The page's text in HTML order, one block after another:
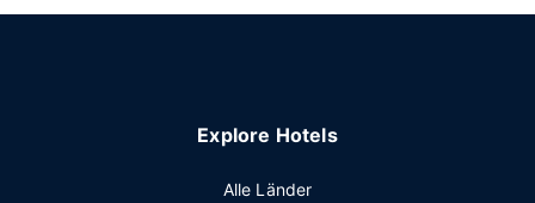
Explore Hotels
Alle Länder